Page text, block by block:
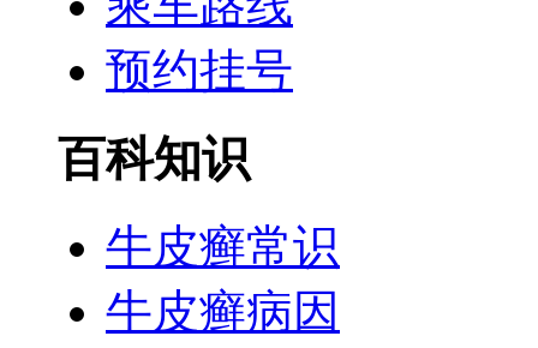
预约挂号
百科知识
牛皮癣常识
牛皮癣病因